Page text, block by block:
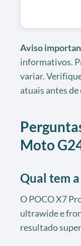
Aviso
informativos.
variar.
atuais antes de
Moto
Qual tem
O POCO X7
ultrawide e
resultado